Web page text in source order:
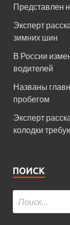
Представлен
Эксперт
зимних шин
В России
водителей
Названы
пробегом
Эксперт
колодки
ПОИСК